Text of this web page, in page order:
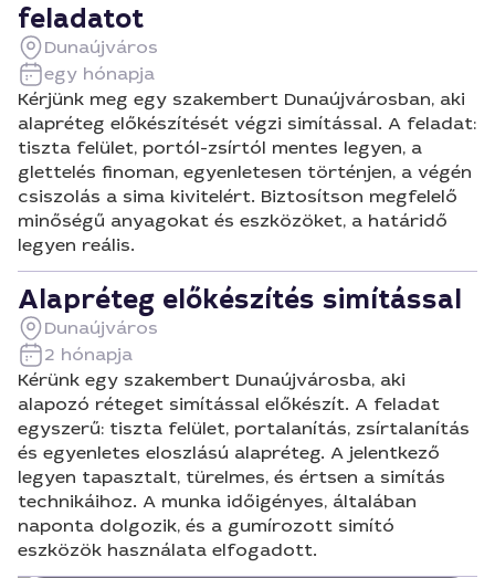
feladatot
Dunaújváros
egy hónapja
Kérjünk meg egy szakembert Dunaújvárosban, aki
alapréteg előkészítését végzi simítással. A feladat:
tiszta felület, portól-zsírtól mentes legyen, a
glettelés finoman, egyenletesen történjen, a végén
csiszolás a sima kivitelért. Biztosítson megfelelő
minőségű anyagokat és eszközöket, a határidő
legyen reális.
Alapréteg előkészítés simítással
Dunaújváros
2 hónapja
Kérünk egy szakembert Dunaújvárosba, aki
alapozó réteget simítással előkészít. A feladat
egyszerű: tiszta felület, portalanítás, zsírtalanítás
és egyenletes eloszlású alapréteg. A jelentkező
legyen tapasztalt, türelmes, és értsen a simítás
technikáihoz. A munka időigényes, általában
naponta dolgozik, és a gumírozott simító
eszközök használata elfogadott.